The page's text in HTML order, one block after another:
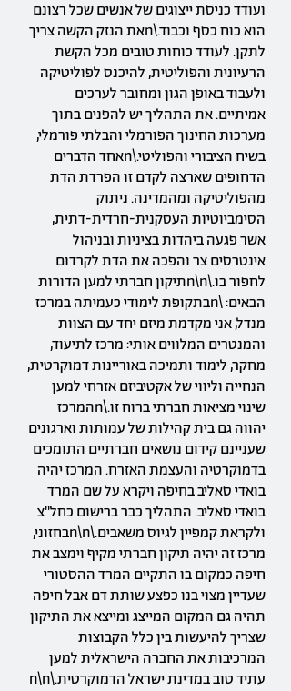
ועודד כניסת ייצוגים של אנשים שכל רצונם
הוא כוח כסף וכבוד.\nאת הנזק הקשה צריך
לתקן. לעודד כוחות טובים מכל הקשת
הרעיונית והפוליטית, להיכנס לפוליטיקה
ולעבוד באופן הגון ומחובר לערכים
אמיתיים. את התהליך יש להפנים בתוך
מערכות החינוך הפורמלי והבלתי פורמלי,
בשיח הציבורי והפוליטי.\nאחד הדברים
הדחופים שארצה לקדם זו הפרדת הדת
מהפוליטיקה ומהמדינה. ניתוק
הסימביוטיות העסקנית-חרדית-דתית,
אשר פגעה ביהדות בציניות ובניהול
אינטרסים צר והפכה את הדת לקרדום
לחפור בו.\n\nתיקון חברתי למען הדורות
הבאים: \nבתקופת לימודי כעמיתה במרכז
מנדל, אני מקדמת מיזם יחד עם הצוות
והמנטרים המלווים אותי: מרכז לתיעוד,
מחקר, לימוד ותמיכה באוריינות דמוקרטית,
הנחייה וליווי של אקטיביזם אזרחי למען
שינוי מציאות חברתי ברוח זו.\nהמרכז
יהווה גם בית קהילות של עמותות וארגונים
שעניינם קידום נושאים חברתיים התומכים
בדמוקרטיה והעצמת האזרח. המרכז יהיה
בואדי סאליב בחיפה ויקרא על שם המרד
בואדי סאליב. התהליך כבר ברישום כחל"צ
ולקראת קמפיין לגיוס משאבים.\n\nבחזוני,
מרכז זה יהיה תיקון חברתי מקיף וימצב את
חיפה כמקום בו התקיים המרד ההסטורי
שעדיין מצוי בנו כפצע שותת דם אבל חיפה
תהיה גם המקום המייצג ומייצא את התיקון
שצריך להיעשות בין כלל הקבוצות
המרכיבות את החברה הישראלית למען
עתיד טוב במדינת ישראל הדמוקרטית.\n\n